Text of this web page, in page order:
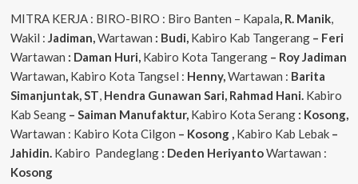
MITRA KERJA : BIRO-BIRO : Biro Banten – Kapala, R. Manik,
Wakil : Jadiman,Wartawan : Budi, Kabiro Kab Tangerang– Feri
Wartawan : Daman Huri, Kabiro Kota Tangerang– Roy Jadiman
Wartawan, Kabiro Kota Tangsel : Henny,Wartawan : Barita
Simanjuntak, ST, Hendra Gunawan Sari, Rahmad Hani. Kabiro
Kab Seang– Saiman Manufaktur, Kabiro Kota Serang : Kosong,
Wartawan : Kabiro Kota Cilgon – Kosong , Kabiro Kab Lebak–
Jahidin. Kabiro Pandeglang : Deden HeriyantoWartawan :
Kosong